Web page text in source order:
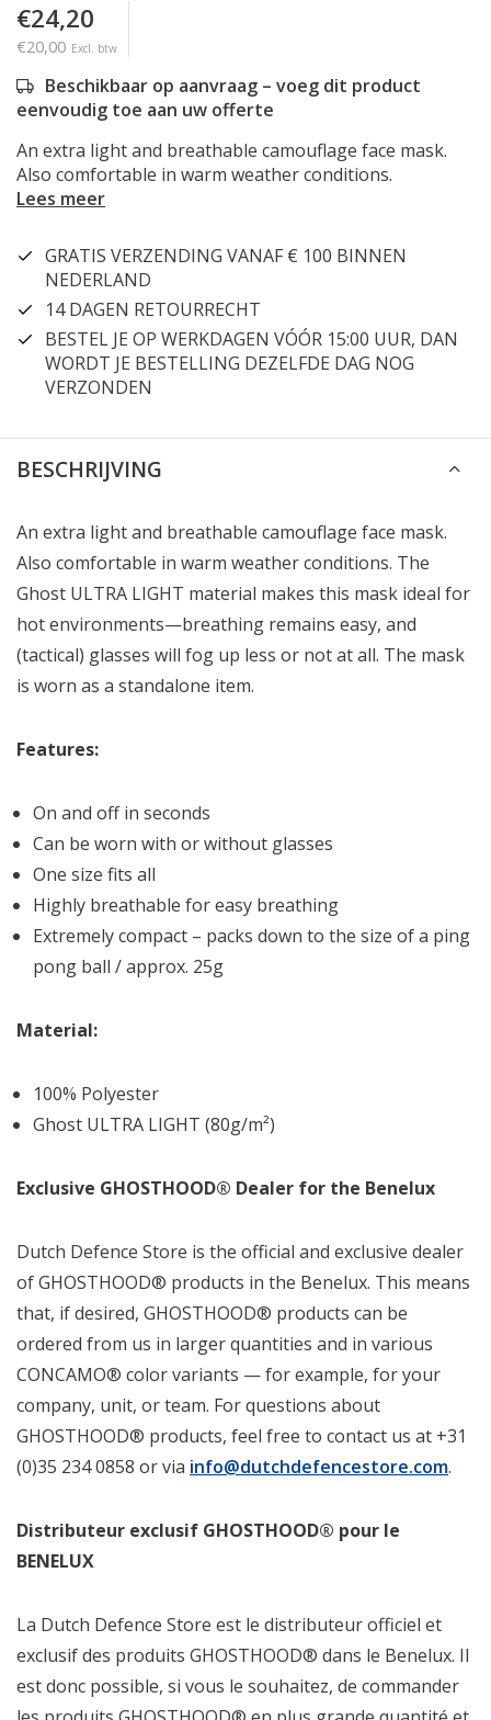
€24,20
€20,00 Excl. btw
Beschikbaar op aanvraag – voeg dit product
eenvoudig toe aan uw offerte
An extra light and breathable camouflage face mask.
Also comfortable in warm weather conditions.
Lees meer
GRATIS VERZENDING VANAF € 100 BINNEN
NEDERLAND
14 DAGEN RETOURRECHT
BESTEL JE OP WERKDAGEN VÓÓR 15:00 UUR, DAN
WORDT JE BESTELLING DEZELFDE DAG NOG
VERZONDEN
BESCHRIJVING
An extra light and breathable camouflage face mask.
Also comfortable in warm weather conditions. The
Ghost ULTRA LIGHT material makes this mask ideal for
hot environments—breathing remains easy, and
(tactical) glasses will fog up less or not at all. The mask
is worn as a standalone item.
Features:
On and off in seconds
Can be worn with or without glasses
One size fits all
Highly breathable for easy breathing
Extremely compact – packs down to the size of a ping
pong ball / approx. 25g
Material:
100% Polyester
Ghost ULTRA LIGHT (80g/m²)
Exclusive GHOSTHOOD® Dealer for the Benelux
Dutch Defence Store is the official and exclusive dealer
of GHOSTHOOD® products in the Benelux. This means
that, if desired, GHOSTHOOD® products can be
ordered from us in larger quantities and in various
CONCAMO® color variants — for example, for your
company, unit, or team. For questions about
GHOSTHOOD® products, feel free to contact us at +31
(0)35 234 0858 or via info@dutchdefencestore.com.
Distributeur exclusif GHOSTHOOD® pour le
BENELUX
La Dutch Defence Store est le distributeur officiel et
exclusif des produits GHOSTHOOD® dans le Benelux. Il
est donc possible, si vous le souhaitez, de commander